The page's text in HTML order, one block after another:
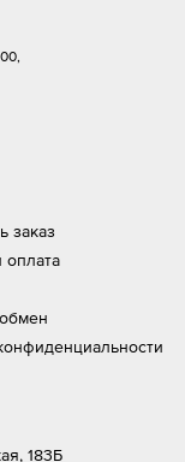
заказ
оплата
183Б